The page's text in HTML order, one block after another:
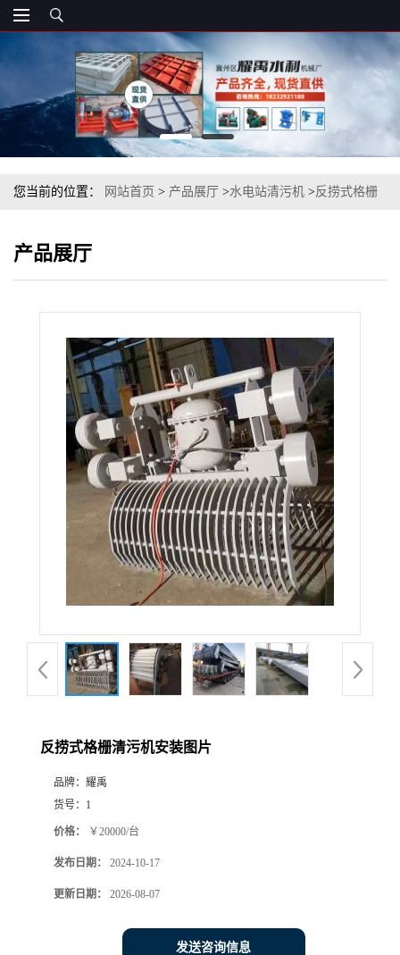
您当前的位置： 网站首页 > 产品展厅 >水电站清污机 >反捞式格栅
产品展厅
反捞式格栅清污机安装图片
品牌： 耀禹
货号： 1
价格： ￥20000/台
发布日期： 2024-10-17
更新日期： 2026-08-07
发送咨询信息